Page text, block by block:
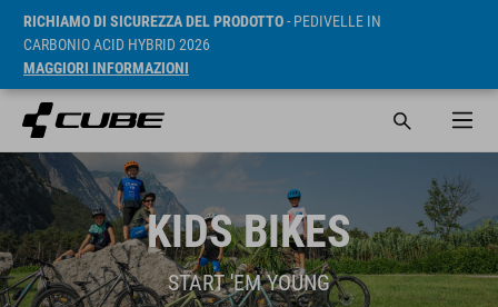
RICHIAMO DI SICUREZZA DEL PRODOTTO- PEDIVELLE IN
CARBONIO ACID HYBRID 2026
MAGGIORI INFORMAZIONI
KIDS BIKES
START 'EM YOUNG